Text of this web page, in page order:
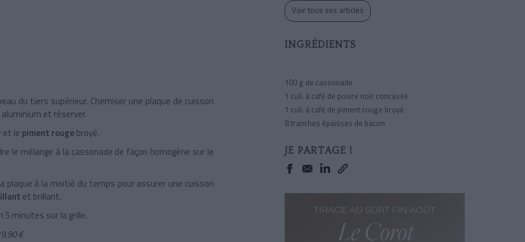
du tiers supérieur. Chemiser une plaque de cuisson
et réserver.
et le piment rougebroyé.
le mélange à la cassonade de façon homogène sur le
à la moitié du temps pour assurer une cuisson
et brillant.
5 minutes sur la grille.
€
Voir tous ses articles
INGRÉDIENTS
100 g de cassonade
1 cuil. à café de poivre noir concassé
1 cuil. à café de piment rouge broyé
8 tranches épaisses de bacon
JE PARTAGE !